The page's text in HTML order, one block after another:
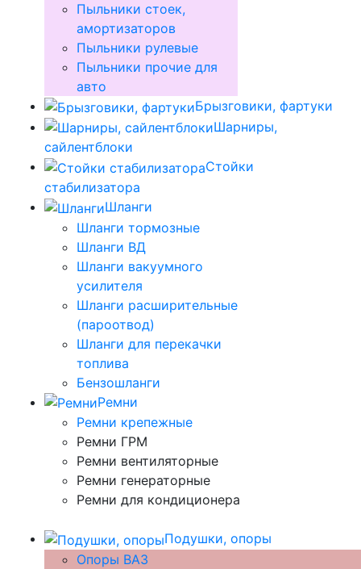
Пыльники стоек,
амортизаторов
Пыльники рулевые
Пыльники прочие для
авто
Брызговики, фартуки
Шарниры,
сайлентблоки
Стойки
стабилизатора
Шланги
Шланги тормозные
Шланги ВД
Шланги вакуумного
усилителя
Шланги расширительные
(пароотвод)
Шланги для перекачки
топлива
Бензошланги
Ремни
Ремни крепежные
Ремни ГРМ
Ремни вентиляторные
Ремни генераторные
Ремни для кондиционера
Подушки, опоры
Опоры ВАЗ